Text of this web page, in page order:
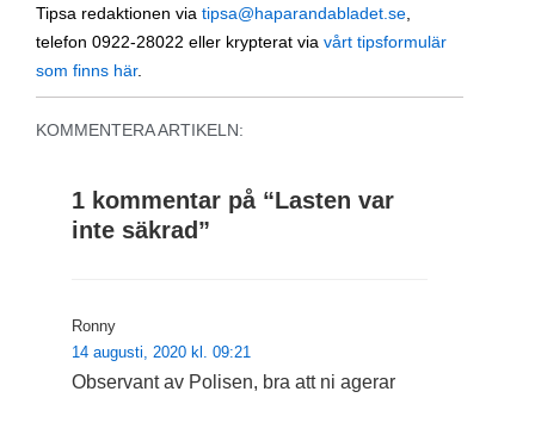
Tipsa redaktionen via tipsa@haparandabladet.se
telefon 0922-28022 eller krypterat via vårt tipsformulär
som finns här.
KOMMENTERA ARTIKELN:
1 kommentar på “Lasten var
inte säkrad”
Ronny
14 augusti, 2020 kl. 09:21
Observant av Polisen, bra att ni agerar